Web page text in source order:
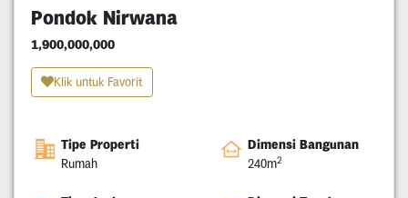
Pondok Nirwana
1,900,000,000
Klik untuk Favorit
Tipe Properti
Rumah
Dimensi Bangunan
240m2